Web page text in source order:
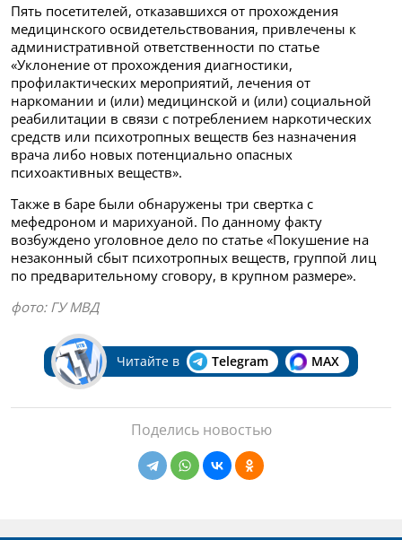
Пять посетителей, отказавшихся от прохождения
медицинского освидетельствования, привлечены к
административной ответственности по статье
«Уклонение от прохождения диагностики,
профилактических мероприятий, лечения от
наркомании и (или) медицинской и (или) социальной
реабилитации в связи с потреблением наркотических
средств или психотропных веществ без назначения
врача либо новых потенциально опасных
психоактивных веществ».
Также в баре были обнаружены три свертка с
мефедроном и марихуаной. По данному факту
возбуждено уголовное дело по статье «Покушение на
незаконный сбыт психотропных веществ, группой лиц
по предварительному сговору, в крупном размере».
фото: ГУ МВД
Читайте в Telegram MAX
Поделись новостью